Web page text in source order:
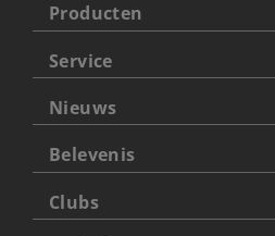
Producten
Service
Nieuws
Belevenis
Clubs